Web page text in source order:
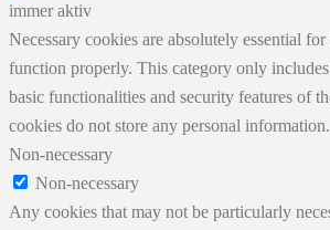
immer aktiv
Necessary cookies are absolutely essential
function properly. This category only
basic functionalities and security features of
cookies do not store any personal information.
Non-necessary
Non-necessary
Any cookies that may not be particularly